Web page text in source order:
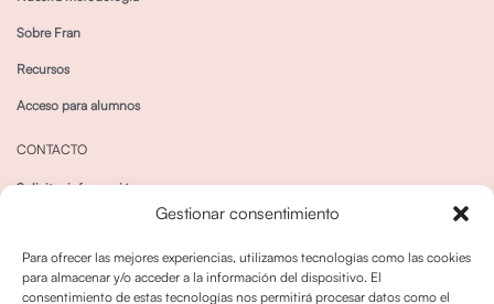
Gestionar consentimiento
Para ofrecer las mejores experiencias, utilizamos tecnologías como las cookies
para almacenar y/o acceder a la información del dispositivo. El
consentimiento de estas tecnologías nos permitirá procesar datos como el
Sobre Fran
Recursos
Acceso para alumnos
CONTACTO
Solicitar información